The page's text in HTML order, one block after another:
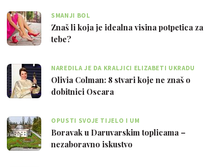
SMANJI BOL
Znaš li koja je idealna visina potpetica za
tebe?
NAREDILA JE DA KRALJICI ELIZABETI UKRADU
TOALETNI PAPIR
Olivia Colman: 8 stvari koje ne znaš o
dobitnici Oscara
OPUSTI SVOJE TIJELO I UM
Boravak u Daruvarskim toplicama –
nezaboravno iskustvo